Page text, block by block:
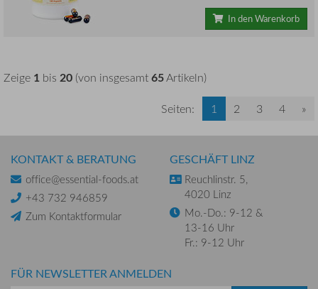
In den Warenkorb
Zeige 1 bis 20 (von insgesamt65Artikeln)
Seiten:
1 2 3 4 »
KONTAKT & BERATUNG
office@essential-foods.at
+43 732 946859
Zum Kontaktformular
GESCHÄFT LINZ
Reuchlinstr. 5,
4020 Linz
Mo.-Do.: 9-12 &
13-16 Uhr
Fr.: 9-12 Uhr
FÜR NEWSLETTER ANMELDEN